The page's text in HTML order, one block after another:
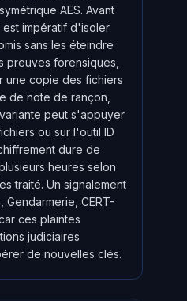
AES. Avant
est impératif d'isoler
sans les éteindre
preuves forensiques,
une copie des fichiers
de note de rançon,
peut s'appuyer
ou sur l'outil ID
dure de
heures selon
traité. Un signalement
Gendarmerie, CERT-
ces plaintes
judiciaires
de nouvelles clés.